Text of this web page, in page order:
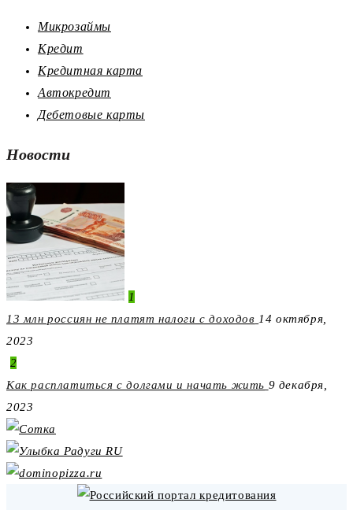
Микрозаймы
Кредит
Кредитная карта
Автокредит
Дебетовые карты
Новости
1
13 млн россиян не платят налоги с доходов 14 октября,
2023
2
Как расплатиться с долгами и начать жить 9 декабря,
2023